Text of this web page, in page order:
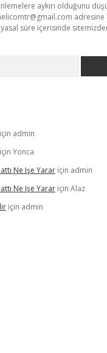
aykırı olduğunu
süre içerisinde
için admin
için Yonca
Ne Işe Yarar için admin
Ne Işe Yarar için Alaz
için admin